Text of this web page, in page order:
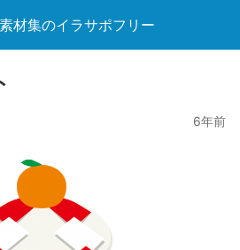
材集のイラサポフリー
6年前